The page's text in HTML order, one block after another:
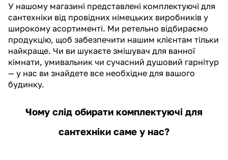
У нашому магазині представлені комплектуючі для
сантехніки від провідних німецьких виробників у
широкому асортименті. Ми ретельно відбираємо
продукцію, щоб забезпечити нашим клієнтам тільки
найкраще. Чи ви шукаєте змішувач для ванної
кімнати, умивальник чи сучасний душовий гарнітур
— у нас ви знайдете все необхідне для вашого
будинку.
Чому слід обирати комплектуючі для
сантехніки саме у нас?